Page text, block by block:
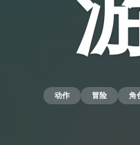
动作 冒险 角